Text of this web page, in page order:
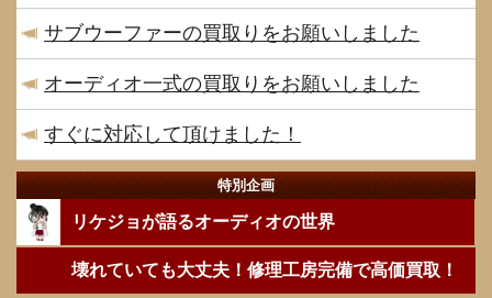
サブウーファーの買取りをお願いしました
オーディオ一式の買取りをお願いしました
すぐに対応して頂けました！
特別企画
リケジョが語るオーディオの世界
壊れていても大丈夫！修理工房完備で高価買取！